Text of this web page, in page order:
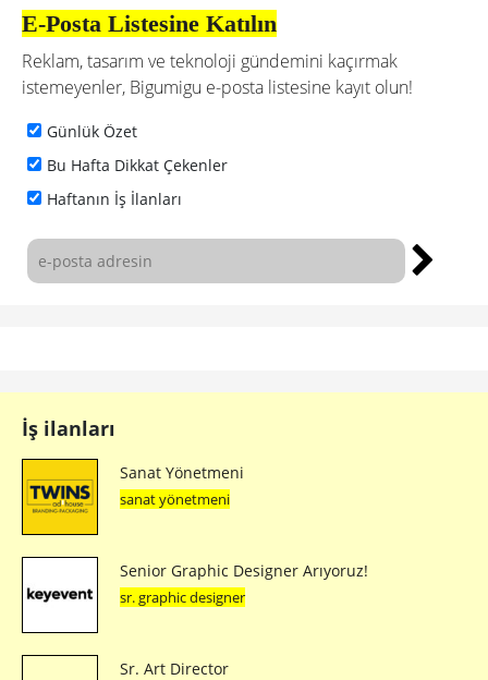
E-Posta Listesine Katılın
Reklam, tasarım ve teknoloji gündemini kaçırmak
istemeyenler, Bigumigu e-posta listesine kayıt olun!
Günlük Özet
Bu Hafta Dikkat Çekenler
Haftanın İş İlanları
İş ilanları
Sanat Yönetmeni
sanat yönetmeni
Senior Graphic Designer Arıyoruz!
sr. graphic designer
Sr. Art Director